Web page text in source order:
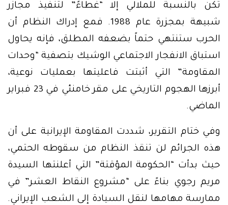
تكن بالنسبة للملالي إلا “غطاءً” لتنفيذ مجازر
شبيهة بمجزرة عام 1988. فمع إدراك النظام أن
الحرب ستنتهي حتماً بضعفه المطلق، فإنه يحاول
استباق الانفجار الاجتماعي الوشيك بتصفية “وحدات
المقاومة” التي أثبتت فاعليتها بعمليات نوعية،
أبرزها الهجوم التاريخي على مقر خامنئي في 23 فبراير
الماضي.
وفي ختام التقرير، شددت المقاومة الإيرانية على أن
هذه الجرائم لن تنقذ النظام من سقوطه الحتمي،
حيث بدأت “الحكومة المؤقتة” التي أعلنتها السيدة
مريم رجوي بناءً على “مشروع النقاط العشر” في
ممارسة مهامها لنقل السيادة إلى الشعب الإيراني.